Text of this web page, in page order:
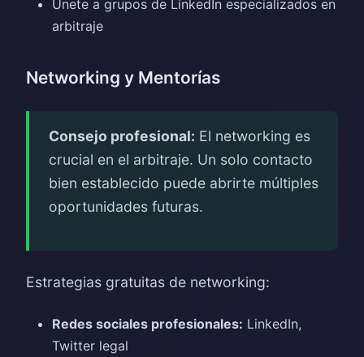
Únete a grupos de LinkedIn especializados en
arbitraje
Networking y Mentorías
Consejo profesional: El networking es
crucial en el arbitraje. Un solo contacto
bien establecido puede abrirte múltiples
oportunidades futuras.
Estrategias gratuitas de networking:
Redes sociales profesionales: LinkedIn,
Twitter legal